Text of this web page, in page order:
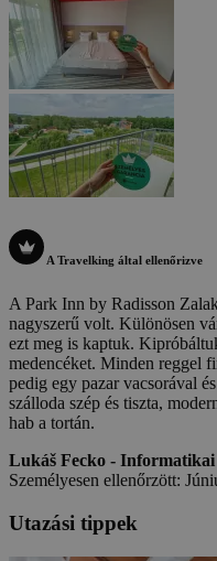
A Travelking által ellenőrizve
A Park Inn by Radisson
nagyszerű volt. Különösen
ezt meg is kaptuk.
medencéket. Minden reggel
pedig egy pazar vacsorával
szálloda szép és tiszta,
hab a tortán.
Lukáš Fecko - Informatikai
Személyesen ellenőrzött:
Utazási tippek